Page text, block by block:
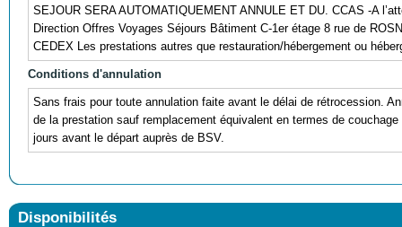
SEJOUR SERA AUTOMATIQUEMENT ANNULE ET DU. CCAS -A
Direction Offres Voyages Séjours Bâtiment C-1er étage 8 rue de
CEDEX Les prestations autres que restauration/hébergement ou
Conditions d'annulation
Sans frais pour toute annulation faite avant le délai de rétrocession.
de la prestation sauf remplacement équivalent en termes de
jours avant le départ auprès de BSV.
Disponibilités